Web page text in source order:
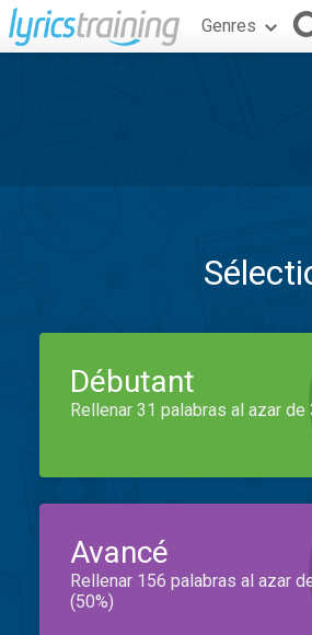
Genres
Débutant
Rellenar 31 palabras al azar de
Avancé
Rellenar 156 palabras al azar
(50%)